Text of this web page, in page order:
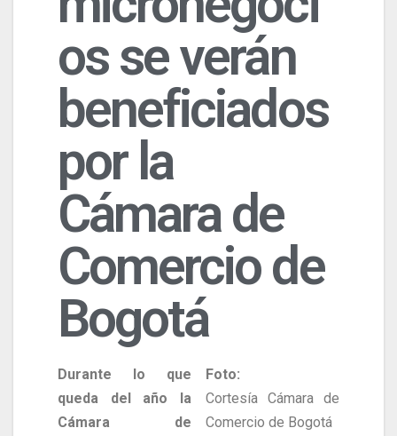
os se verán
beneficiados
por la
Cámara de
Comercio de
Bogotá
Durante lo que
queda del año la
Cámara de
Foto:
Cortesía Cámara de
Comercio de Bogotá